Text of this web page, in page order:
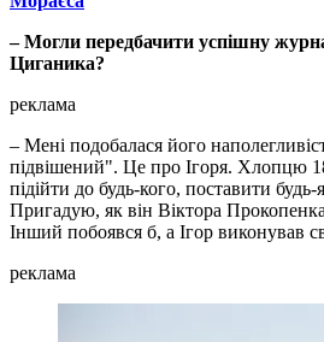
– Могли передбачити успішну
Циганика?
реклама
– Мені подобалася його
підвішений". Це про Ігоря. Хлопцю
підійти до будь-кого, поставити будь-
Пригадую, як він Віктора
Інший побоявся б, а Ігор виконував
реклама